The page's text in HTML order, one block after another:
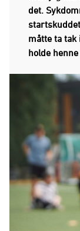
det.
måtte ta tak
holde